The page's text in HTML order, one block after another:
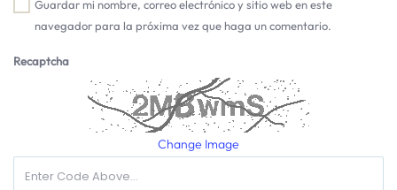
Guardar mi nombre, correo electrónico y sitio web en este
navegador para la próxima vez que haga un comentario.
Recaptcha
Change Image